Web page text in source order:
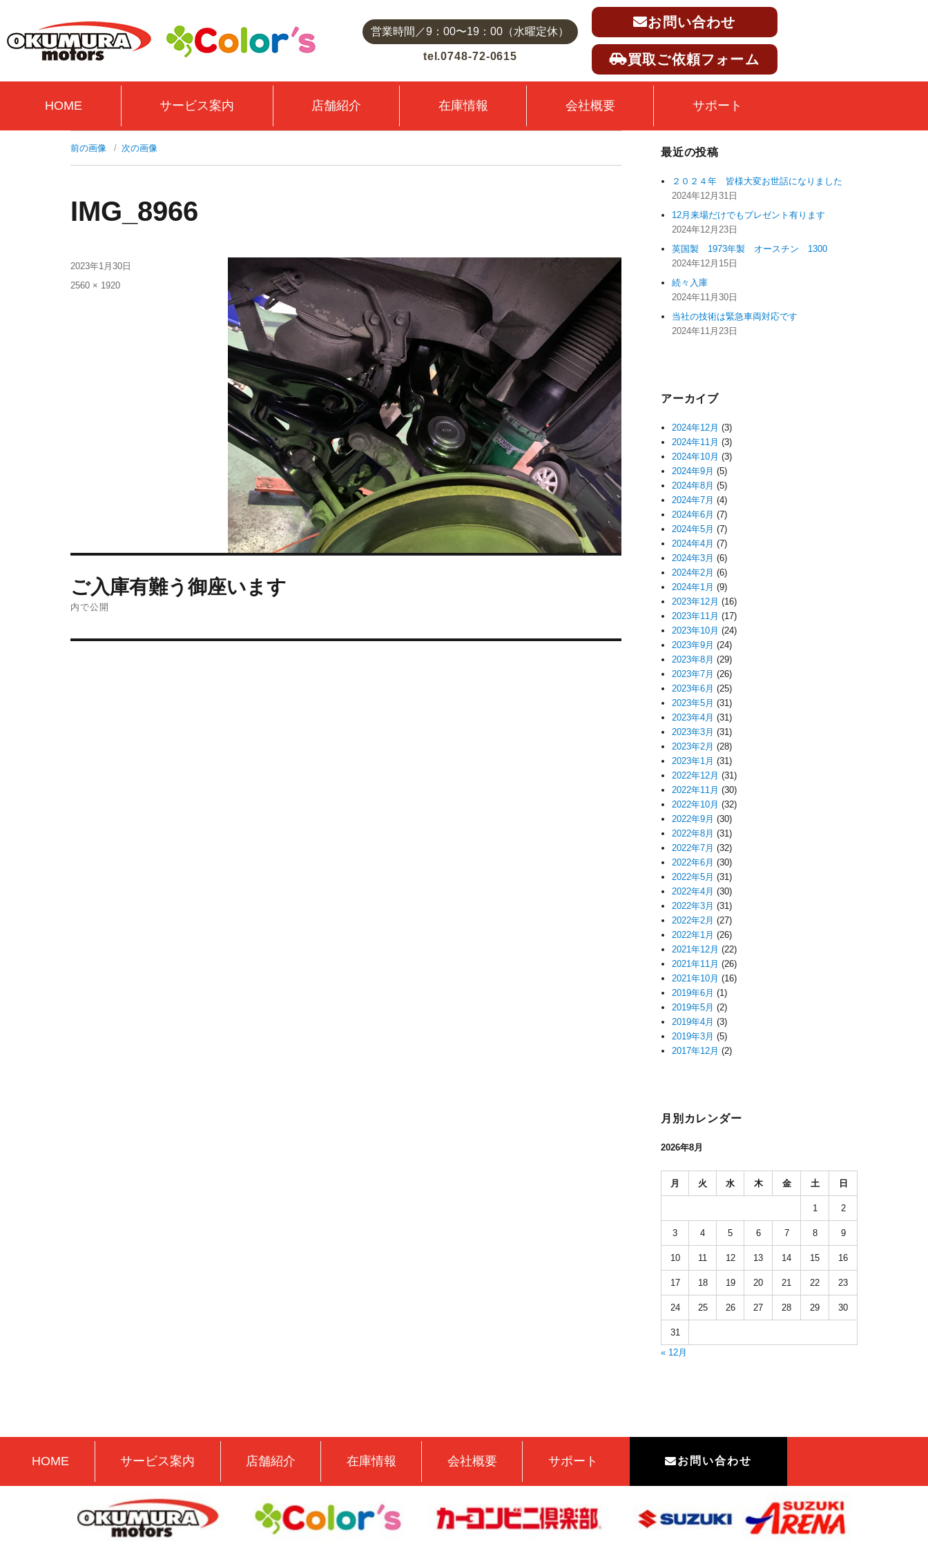
営業時間／9：00〜19：00（水曜定休）
tel.0748-72-0615
お問い合わせ
買取ご依頼フォーム
HOME サービス案内 店舗紹介 在庫情報 会社概要 サポート
前の画像 次の画像
IMG_8966
2023年1月30日
2560 × 1920
ご入庫有難う御座います
内で公開
最近の投稿
２０２４年 皆様大変お世話になりました
2024年12月31日
12月来場だけでもプレゼント有ります
2024年12月23日
英国製 1973年製 オースチン 1300
2024年12月15日
続々入庫
2024年11月30日
当社の技術は緊急車両対応です
2024年11月23日
アーカイブ
2024年12月 (3)
2024年11月 (3)
2024年10月 (3)
2024年9月 (5)
2024年8月 (5)
2024年7月 (4)
2024年6月 (7)
2024年5月 (7)
2024年4月 (7)
2024年3月 (6)
2024年2月 (6)
2024年1月 (9)
2023年12月 (16)
2023年11月 (17)
2023年10月 (24)
2023年9月 (24)
2023年8月 (29)
2023年7月 (26)
2023年6月 (25)
2023年5月 (31)
2023年4月 (31)
2023年3月 (31)
2023年2月 (28)
2023年1月 (31)
2022年12月 (31)
2022年11月 (30)
2022年10月 (32)
2022年9月 (30)
2022年8月 (31)
2022年7月 (32)
2022年6月 (30)
2022年5月 (31)
2022年4月 (30)
2022年3月 (31)
2022年2月 (27)
2022年1月 (26)
2021年12月 (22)
2021年11月 (26)
2021年10月 (16)
2019年6月 (1)
2019年5月 (2)
2019年4月 (3)
2019年3月 (5)
2017年12月 (2)
月別カレンダー
2026年8月
月 火 水 木 金 土 日
1 2
3 4 5 6 7 8 9
10 11 12 13 14 15 16
17 18 19 20 21 22 23
24 25 26 27 28 29 30
31
« 12月
HOME サービス案内 店舗紹介 在庫情報 会社概要 サポート お問い合わせ